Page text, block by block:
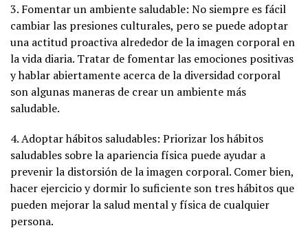
3. Fomentar un ambiente saludable: No siempre es fácil
cambiar las presiones culturales, pero se puede adoptar
una actitud proactiva alrededor de la imagen corporal en
la vida diaria. Tratar de fomentar las emociones positivas
y hablar abiertamente acerca de la diversidad corporal
son algunas maneras de crear un ambiente más
saludable.
4. Adoptar hábitos saludables: Priorizar los hábitos
saludables sobre la apariencia física puede ayudar a
prevenir la distorsión de la imagen corporal. Comer bien,
hacer ejercicio y dormir lo suficiente son tres hábitos que
pueden mejorar la salud mental y física de cualquier
persona.